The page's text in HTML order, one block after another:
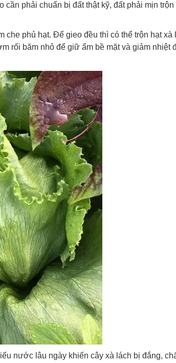
phải chuẩn bị đất thật kỹ, đất phải mịn
che phủ hạt. Để gieo đều thì có thể trộn hạt xà
rối băm nhỏ để giữ ẩm bề mặt và giảm nhiệt
nước lâu ngày khiến cây xà lách bị đắng,